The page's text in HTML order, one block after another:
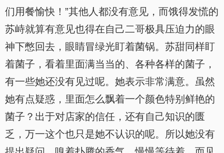
们用餐愉快！”其他人都没有意见，而饿得发慌的
苏峙就算有意见也得在自己二哥极具压迫力的眼
神下憋回去，眼睛冒绿光盯着菌锅。苏甜同样盯
着菌子，看着里面满当当的、各种各样的菌子，
有一些她还没有见过呢。她表示非常满意。虽然
她有点疑惑，里面怎么飘着一个颜色特别鲜艳的
菌子？出于对店家的信任，还有自己知识的匮
乏，万一这个也只是她不认识的呢。所以她没有